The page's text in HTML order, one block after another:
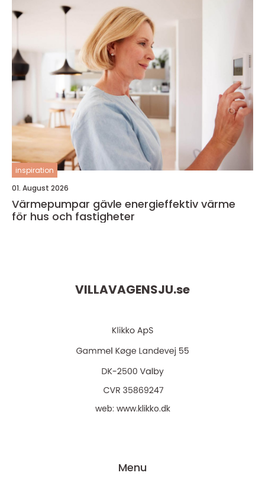
inspiration
01. August 2026
Värmepumpar gävle energieffektiv värme
för hus och fastigheter
VILLAVAGENSJU.se
web: www.klikko.dk
Menu